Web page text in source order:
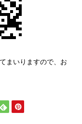
まいりますので、お